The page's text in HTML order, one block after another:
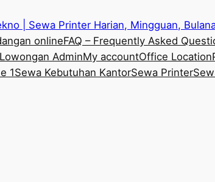
| Sewa Printer Harian, Mingguan,
onlineFAQ – Frequently Asked
Lowongan AdminMy accountOffice Location
1Sewa Kebutuhan KantorSewa Printer